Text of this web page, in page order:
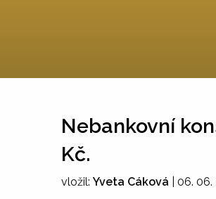
Nebankovní
Kč.
vložil: Yveta Cáková 06. 06.